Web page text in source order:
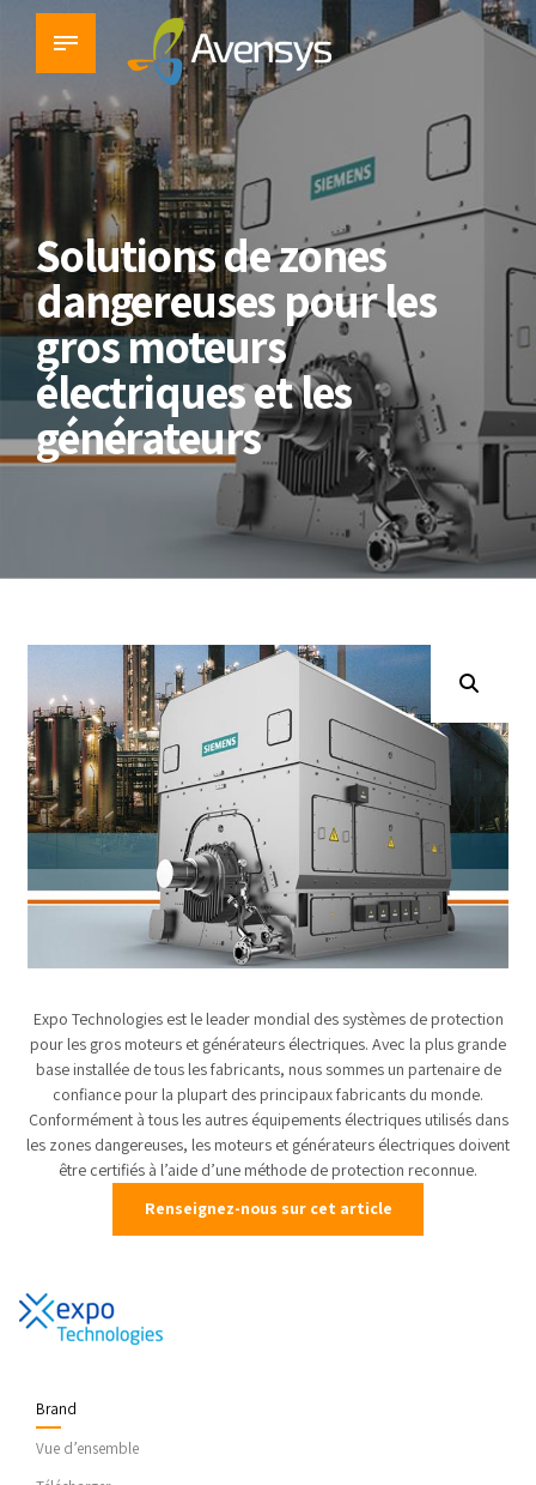
Solutions de zones
dangereuses pour les
gros moteurs
électriques et les
générateurs
Expo Technologies est le leader mondial des systèmes de protection
pour les gros moteurs et générateurs électriques. Avec la plus grande
base installée de tous les fabricants, nous sommes un partenaire de
confiance pour la plupart des principaux fabricants du monde.
Conformément à tous les autres équipements électriques utilisés dans
les zones dangereuses, les moteurs et générateurs électriques doivent
être certifiés à l’aide d’une méthode de protection reconnue.
Renseignez-nous sur cet article
Brand
Vue d’ensemble